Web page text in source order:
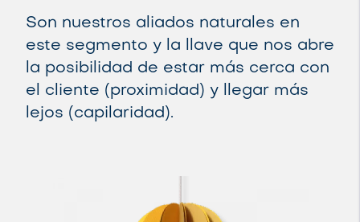
Son nuestros aliados naturales en
este segmento y la llave que nos abre
la posibilidad de estar más cerca con
el cliente (proximidad) y llegar más
lejos (capilaridad).